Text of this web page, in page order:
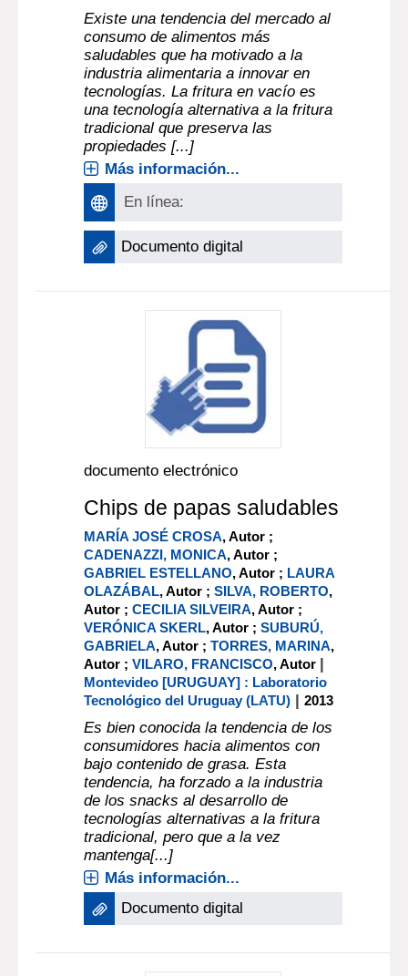
Existe una tendencia del mercado al
consumo de alimentos más
saludables que ha motivado a la
industria alimentaria a innovar en
tecnologías. La fritura en vacío es
una tecnología alternativa a la fritura
tradicional que preserva las
propiedades [...]
Más información...
En línea:
Documento digital
documento electrónico
Chips de papas saludables
MARÍA JOSÉ CROSA, Autor ;
CADENAZZI, MONICA, Autor ;
GABRIEL ESTELLANO, Autor ; LAURA
OLAZÁBAL, Autor ;SILVA, ROBERTO,
Autor ;CECILIA SILVEIRA, Autor ;
VERÓNICA SKERL, Autor ;SUBURÚ,
GABRIELA, Autor ;TORRES, MARINA,
Autor ;VILARO, FRANCISCO, Autor |
Montevideo [URUGUAY] : Laboratorio
Tecnológico del Uruguay (LATU) |2013
Es bien conocida la tendencia de los
consumidores hacia alimentos con
bajo contenido de grasa. Esta
tendencia, ha forzado a la industria
de los snacks al desarrollo de
tecnologías alternativas a la fritura
tradicional, pero que a la vez
mantenga[...]
Más información...
Documento digital